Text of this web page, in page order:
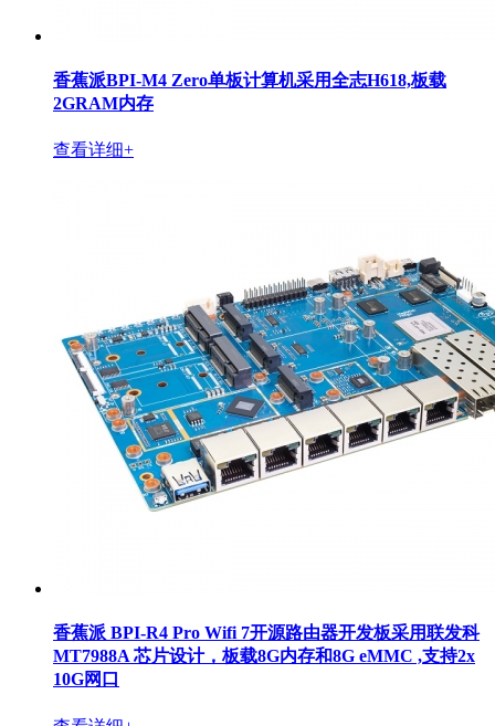
香蕉派BPI-M4 Zero单板计算机采用全志H618,板载
2GRAM内存
查看详细+
香蕉派 BPI-R4 Pro Wifi 7开源路由器开发板采用联发科
MT7988A 芯片设计，板载8G内存和8G eMMC ,支持2x
10G网口